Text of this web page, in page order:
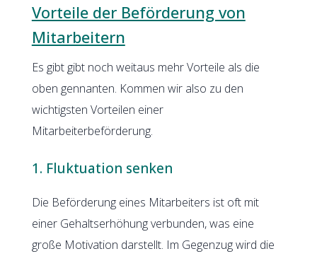
Vorteile der Beförderung von
Mitarbeitern
Es gibt gibt noch weitaus mehr Vorteile als die
oben gennanten. Kommen wir also zu den
wichtigsten Vorteilen einer
Mitarbeiterbeförderung.
1. Fluktuation senken
Die Beförderung eines Mitarbeiters ist oft mit
einer Gehaltserhöhung verbunden, was eine
große Motivation darstellt. Im Gegenzug wird die